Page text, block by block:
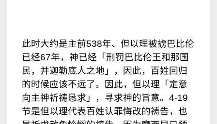
此时大约是主前538年、但以理被掳巴比伦
已经67年，神已经「刑罚巴比伦王和那国
民，并迦勒底人之地」，因此，百姓回归
的时候应该不远了。因此，但以理「定意
向主神祈祷恳求」，寻求神的旨意。4-19
节是但以理代表百姓认罪悔改的祷告，也